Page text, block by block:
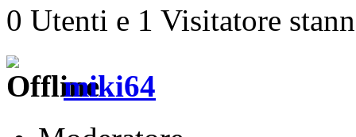
0 Utenti e 1 Visitatore
miki64